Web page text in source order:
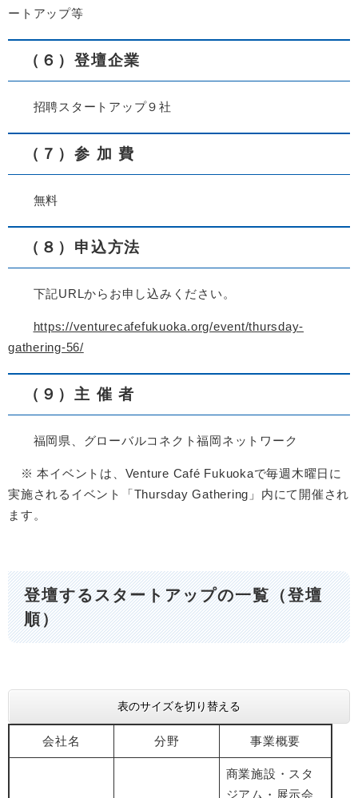
ートアップ等
（６）登壇企業
招聘スタートアップ９社
（７）参 加 費
無料
（８）申込方法
下記URLからお申し込みください。
https://venturecafefukuoka.org/event/thursday-
gathering-56/
（９）主 催 者
福岡県、グローバルコネクト福岡ネットワーク
※ 本イベントは、Venture Café Fukuokaで毎週木曜日に
実施されるイベント「Thursday Gathering」内にて開催され
ます。
登壇するスタートアップの一覧（登壇
順）
表のサイズを切り替える
会社名 分野 事業概要
商業施設・スタ
ジアム・展示会